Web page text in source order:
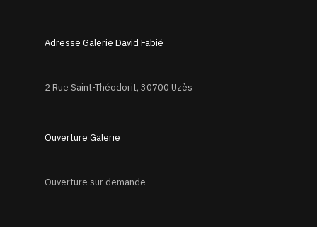
Adresse Galerie David Fabié
2 Rue Saint-Théodorit, 30700 Uzès
Ouverture Galerie
Ouverture sur demande